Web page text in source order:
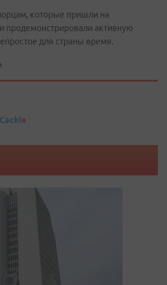
которые пришли на
продемонстрировали активную
для страны время.
Cackle